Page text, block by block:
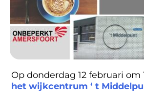
Op donderdag 12 februari
het wijkcentrum ‘ t